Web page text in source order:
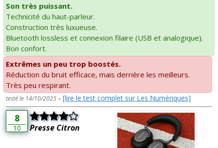
Son très puissant.
Technicité du haut-parleur.
Construction très luxueuse.
Bluetooth lossless et connexion filaire (USB et analogique).
Bon confort.
Extrêmes un peu trop boostés.
Réduction du bruit efficace, mais derrière les meilleurs.
Très peu respirant.
testé le 14/10/2025 - [lire le test complet sur Les Numériques]
8
10 Presse Citron